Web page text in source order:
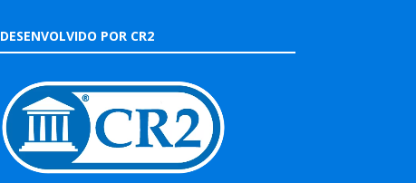
DESENVOLVIDO POR CR2